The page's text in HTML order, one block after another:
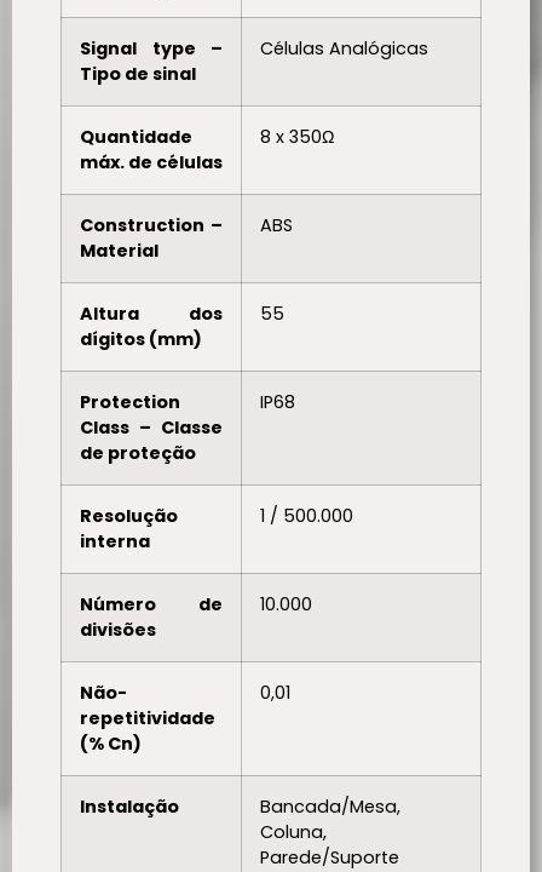
Signal type –
Tipo de sinal
Células Analógicas
Quantidade
máx. de células
8 x 350Ω
Construction –
Material
ABS
Altura dos
dígitos (mm)
55
Protection
Class – Classe
de proteção
IP68
Resolução
interna
1 / 500.000
Número de
divisões
10.000
Não-
repetitividade
(% Cn)
0,01
Instalação
Bancada/Mesa,
Coluna,
Parede/Suporte